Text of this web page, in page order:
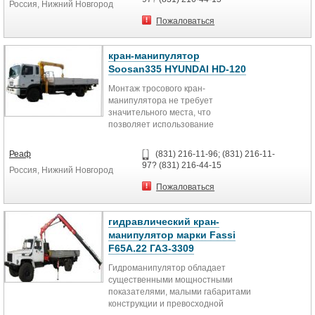
Гидроманипулятор весьма
компактен при транспортировке
возможности складываться
поперек оси автомобиля.
FASSI - один из успешных брендов
на рынке. Огромный
производственный опыт, навыки и
высокий профессионализм в
производством компания FASSI
направляет на достижение единой
цели - выпуск продукции
максимально удовлетворяющей
потребителя со всех точек зрения:
мощности, производительности,
работоспособности, безопасности,
использования новейших
технологий и многообразия
возможностей использования КМУ.
ТЕХНИЧЕСКИЕ ХАРАКТЕРИСТИКИ
Россия, Нижний Новгород
Пожаловаться
кран-манипулятор
Soosan335 HYUNDAI HD-120
Монтаж тросового кран-
манипулятора не требует
значительного места, что
позволяет использование
грузоподъемности. Тросовые кран-
манипуляторы способны
обеспечить больший вылет
стрелы. Тросовые КМУ позволяют
заборов, и иных препятствий).
SOOSAN является одним из
известнейших корейских брендов
кранов-манипуляторов. Компания
выпускает высококачественную и
конкурентоспособную продукцию,
востребованную во многих странах
мира. Краны-манипуляторы
Реаф
Россия, Нижний Новгород
(831) 216-11-96; (831) 216-11-
97? (831) 216-44-15
Пожаловаться
гидравлический кран-
манипулятор марки Fassi
F65А.22 ГАЗ-3309
Гидроманипулятор обладает
существенными мощностными
показателями, малыми габаритами
конструкции и превосходной